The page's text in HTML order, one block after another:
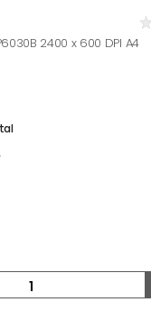
2400 x 600 DPI A4